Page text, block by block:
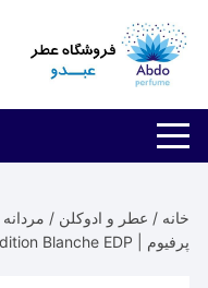
شدن
خانه / عطر و ادوکلن / مردانه
پرفیوم | Chanel Allure Homme Edition Blanche EDP